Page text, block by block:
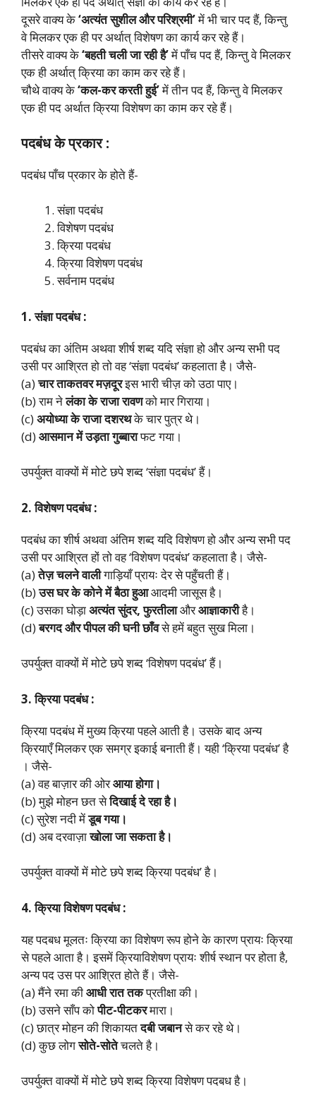
दूसरे वाक्य के‘अत्यंत सुशील और परिश्रमी’में भी चार पद हैं, किन्तु
वे मिलकर एक ही पर अर्थात् विशेषण का कार्य कर रहे हैं।
तीसरे वाक्य के‘बहती चली जा रही है’में पाँच पद हैं, किन्तु वे मिलकर
एक ही अर्थात् क्रिया का काम कर रहे हैं।
चौथे वाक्य के‘कल-कर करती हुई’में तीन पद हैं, किन्तु वे मिलकर
एक ही पद अर्थात क्रिया विशेषण का काम कर रहे हैं।
पदबंध के प्रकार :
पदबंध पाँच प्रकार के होते हैं-
संज्ञा पदबंध
विशेषण पदबंध
क्रिया पदबंध
क्रिया विशेषण पदबंध
सर्वनाम पदबंध
1. संज्ञा पदबंध :
पदबंध का अंतिम अथवा शीर्ष शब्द यदि संज्ञा हो और अन्य सभी पद
उसी पर आश्रित हो तो वह ‘संज्ञा पदबंध’ कहलाता है। जैसे-
(a)चार ताकतवर मज़दूरइस भारी चीज़ को उठा पाए।
(b) राम नेलंका के राजा रावणको मार गिराया।
(c)अयोध्या के राजा दशरथके चार पुत्र थे।
(d)आसमान में उड़ता गुब्बाराफट गया।
उपर्युक्त वाक्यों में मोटे छपे शब्द ‘संज्ञा पदबंध’ हैं।
2. विशेषण पदबंध :
पदबंध का शीर्ष अथवा अंतिम शब्द यदि विशेषण हो और अन्य सभी पद
उसी पर आश्रित हों तो वह ‘विशेषण पदबंध’ कहलाता है। जैसे-
(a)तेज़ चलने वालीगाड़ियाँ प्रायः देर से पहुँचती हैं।
(b)उस घर के कोने में बैठा हुआआदमी जासूस है।
(c) उसका घोड़ाअत्यंत सुंदर, फुरतीलाऔरआज्ञाकारीहै।
(d)बरगद और पीपल की घनी छाँवसे हमें बहुत सुख मिला।
उपर्युक्त वाक्यों में मोटे छपे शब्द ‘विशेषण पदबंध’ हैं।
3. क्रिया पदबंध :
क्रिया पदबंध में मुख्य क्रिया पहले आती है। उसके बाद अन्य
क्रियाएँ मिलकर एक समग्र इकाई बनाती हैं। यही ‘क्रिया पदबंध’ है
। जैसे-
(a) वह बाज़ार की ओरआया होगा।
(b) मुझे मोहन छत सेदिखाई दे रहा है।
(c) सुरेश नदी मेंडूब गया।
(d) अब दरवाज़ाखोला जा सकता है।
उपर्युक्त वाक्यों में मोटे छपे शब्द क्रिया पदबंध’ है।
4. क्रिया विशेषण पदबंध :
यह पदबध मूलतः क्रिया का विशेषण रूप होने के कारण प्रायः क्रिया
से पहले आता है। इसमें क्रियाविशेषण प्रायः शीर्ष स्थान पर होता है,
अन्य पद उस पर आश्रित होते हैं। जैसे-
(a) मैंने रमा कीआधी रात तकप्रतीक्षा की।
(b) उसने साँप कोपीट-पीटकरमारा।
(c) छात्र मोहन की शिकायतदबी जबानसे कर रहे थे।
(d) कुछ लोगसोते-सोतेचलते है।
उपर्युक्त वाक्यों में मोटे छपे शब्द क्रिया विशेषण पदबध है।